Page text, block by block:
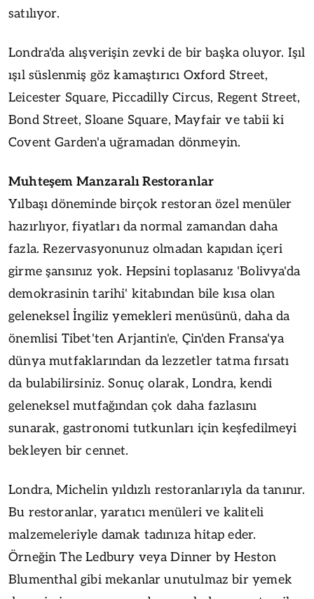
satılıyor.
Londra'da alışverişin zevki de bir başka oluyor. Işıl
ışıl süslenmiş göz kamaştırıcı Oxford Street,
Leicester Square, Piccadilly Circus, Regent Street,
Bond Street, Sloane Square, Mayfair ve tabii ki
Covent Garden'a uğramadan dönmeyin.
Muhteşem Manzaralı Restoranlar
Yılbaşı döneminde birçok restoran özel menüler
hazırlıyor, fiyatları da normal zamandan daha
fazla. Rezervasyonunuz olmadan kapıdan içeri
girme şansınız yok. Hepsini toplasanız 'Bolivya'da
demokrasinin tarihi' kitabından bile kısa olan
geleneksel İngiliz yemekleri menüsünü, daha da
önemlisi Tibet'ten Arjantin'e, Çin'den Fransa'ya
dünya mutfaklarından da lezzetler tatma fırsatı
da bulabilirsiniz. Sonuç olarak, Londra, kendi
geleneksel mutfağından çok daha fazlasını
sunarak, gastronomi tutkunları için keşfedilmeyi
bekleyen bir cennet.
Londra, Michelin yıldızlı restoranlarıyla da tanınır.
Bu restoranlar, yaratıcı menüleri ve kaliteli
malzemeleriyle damak tadınıza hitap eder.
Örneğin The Ledbury veya Dinner by Heston
Blumenthal gibi mekanlar unutulmaz bir yemek